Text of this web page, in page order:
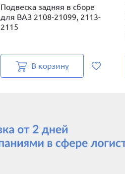
Подвеска задняя в сборе
для ВАЗ 2108-21099, 2113-
2115
В корзину